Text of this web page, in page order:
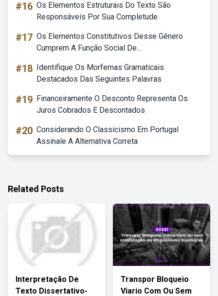
#16 Os Elementos Estruturais Do Texto São
Responsáveis Por Sua Completude
#17 Os Elementos Constitutivos Desse Gênero
Cumprem A Função Social De...
#18 Identifique Os Morfemas Gramaticais
Destacados Das Seguintes Palavras
#19 Financeiramente O Desconto Representa Os
Juros Cobrados E Descontados
#20 Considerando O Classicismo Em Portugal
Assinale A Alternativa Correta
Related Posts
Interpretação De
Texto Dissertativo-
Transpor Bloqueio
Viario Com Ou Sem